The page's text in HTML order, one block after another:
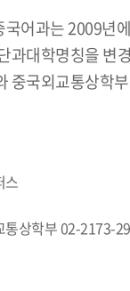
어과는 2009년
과대학명칭을 변
중국외교통상학
스
통상학부 02-2173-